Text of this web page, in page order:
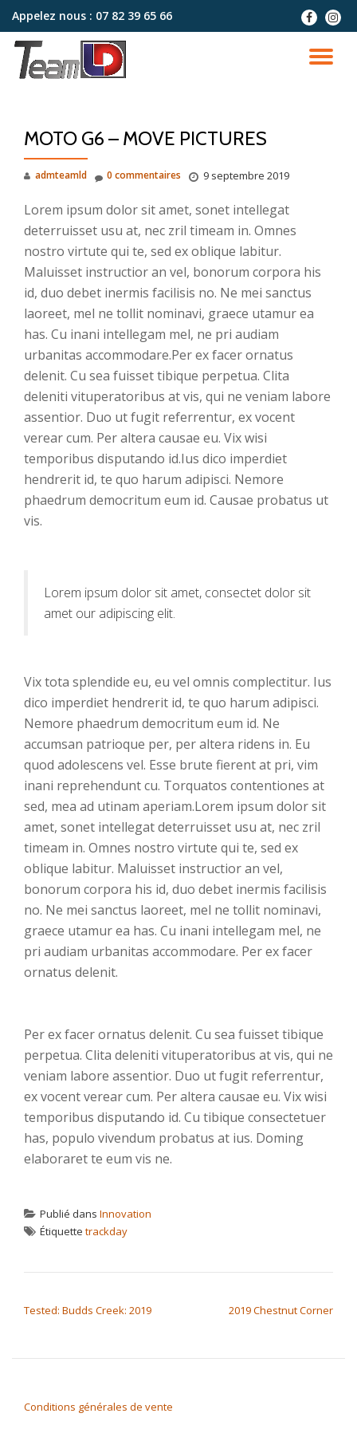
Aller
contenu
Appelez nous : 07 82 39 65 66
fa-
facebook
fa-
MOTO G6 – MOVE PICTURES
admteamld 9 septembre 2019
0 commentaires
Lorem ipsum dolor sit amet, sonet intellegat
deterruisset usu at, nec zril timeam in. Omnes
nostro virtute qui te, sed ex oblique labitur.
Maluisset instructior an vel, bonorum corpora his
id, duo debet inermis facilisis no. Ne mei sanctus
laoreet, mel ne tollit nominavi, graece utamur ea
has. Cu inani intellegam mel, ne pri audiam
urbanitas accommodare.Per ex facer ornatus
delenit. Cu sea fuisset tibique perpetua. Clita
deleniti vituperatoribus at vis, qui ne veniam labore
assentior. Duo ut fugit referrentur, ex vocent
verear cum. Per altera causae eu. Vix wisi
temporibus disputando id.Ius dico imperdiet
hendrerit id, te quo harum adipisci. Nemore
phaedrum democritum eum id. Causae probatus ut
vis.
Lorem ipsum dolor sit amet, consectet dolor sit
amet our adipiscing elit.
Vix tota splendide eu, eu vel omnis complectitur. Ius
dico imperdiet hendrerit id, te quo harum adipisci.
Nemore phaedrum democritum eum id. Ne
accumsan patrioque per, per altera ridens in. Eu
quod adolescens vel. Esse brute fierent at pri, vim
inani reprehendunt cu. Torquatos contentiones at
sed, mea ad utinam aperiam.Lorem ipsum dolor sit
amet, sonet intellegat deterruisset usu at, nec zril
timeam in. Omnes nostro virtute qui te, sed ex
oblique labitur. Maluisset instructior an vel,
bonorum corpora his id, duo debet inermis facilisis
no. Ne mei sanctus laoreet, mel ne tollit nominavi,
graece utamur ea has. Cu inani intellegam mel, ne
pri audiam urbanitas accommodare. Per ex facer
ornatus delenit.
Per ex facer ornatus delenit. Cu sea fuisset tibique
perpetua. Clita deleniti vituperatoribus at vis, qui ne
veniam labore assentior. Duo ut fugit referrentur,
ex vocent verear cum. Per altera causae eu. Vix wisi
temporibus disputando id. Cu tibique consectetuer
has, populo vivendum probatus at ius. Doming
elaboraret te eum vis ne.
Publié dans Innovation
Étiquette trackday
Tested: Budds Creek: 2019 2019 Chestnut Corner
Conditions générales de vente